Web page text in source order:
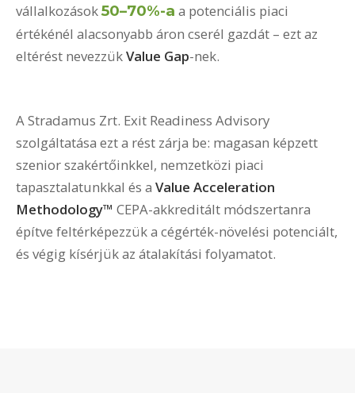
vállalkozások50–70%-a a potenciális piaci
értékénél alacsonyabb áron cserél gazdát – ezt az
eltérést nevezzükValue Gap-nek.
A Stradamus Zrt. Exit Readiness Advisory
szolgáltatása ezt a rést zárja be: magasan képzett
szenior szakértőinkkel, nemzetközi piaci
tapasztalatunkkal és a Value Acceleration
Methodology™ CEPA-akkreditált módszertanra
építve feltérképezzük a cégérték-növelési potenciált,
és végig kísérjük az átalakítási folyamatot.